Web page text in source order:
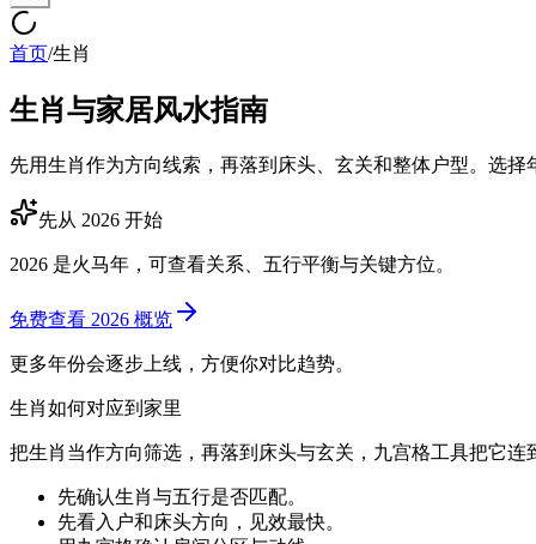
首页/生肖
生肖与家居风水指南
先用生肖作为方向线索，再落到床头、玄关和整体户型。选择
先从 2026 开始
2026 是火马年，可查看关系、五行平衡与关键方位。
免费查看 2026 概览
更多年份会逐步上线，方便你对比趋势。
生肖如何对应到家里
把生肖当作方向筛选，再落到床头与玄关，九宫格工具把它连
先确认生肖与五行是否匹配。
先看入户和床头方向，见效最快。